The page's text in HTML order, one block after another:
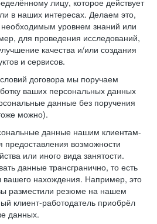
лицу, которое действует
в наших интересах. Делаем это,
необходимым уровнем знаний или
для проведения исследований,
качества и/или создания
и сервисов.
договора мы поручаем
ваших персональных данных
данные без поручения
можно).
данные нашим клиентам-
предоставления возможности
или иного вида занятости.
данные трансгранично, то есть
вашего нахождения. Например, это
разместили резюме на нашем
клиент-работодатель приобрёл
данных.